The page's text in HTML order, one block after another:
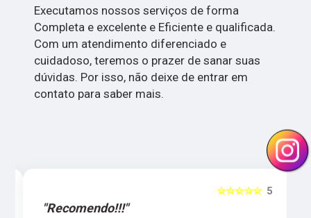
Executamos nossos serviços de forma
Completa e excelente e Eficiente e qualificada.
Com um atendimento diferenciado e
cuidadoso, teremos o prazer de sanar suas
dúvidas. Por isso, não deixe de entrar em
contato para saber mais.
5
☆☆☆☆☆
"Recomendo!!!"